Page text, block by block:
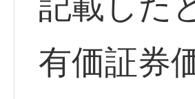
有価証券